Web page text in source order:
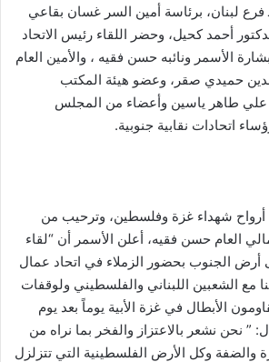
لبنان، برئاسة أمين السر غسان بقاعي
أحمد كحيل، وحضر اللقاء رئيس الاتحاد
الأسمر ونائبه حسن فقيه ، والأمين العام
حميدي صقر، وعضو هيئة المكتب
علي طاهر ياسين وأعضاء من المجلس
اتحادات نقابية جنوبية.
أرواح شهداء غزة وفلسطين، وترحيب من
العام حسن فقيه، أعلن الأسمر أن “لقاء
أرض الجنوب بحضور الزملاء في اتحاد عمال
مع الشعبين اللبناني والفلسطيني ولوقفات
الأبطال في غزة الأبية يوماً بعد يوم
” نحن نشعر بالاعتزاز والفخر بما نراه من
والضفة وكل الأرض الفلسطينية التي تتزلزل